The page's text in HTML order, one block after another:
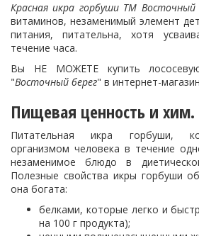
Красная икра горбуши ТМ Восточный
витаминов, незаменимый элемент
питания, питательна, хотя
течение часа.
Вы НЕ МОЖЕТЕ купить
"Восточный берег" в интернет-
Пищевая ценность и хим.
Питательная икра горбуши,
организмом человека в течение
незаменимое блюдо в
Полезные свойства икры горбуши
она богата:
белками, которые легко и
на 100 г продукта);